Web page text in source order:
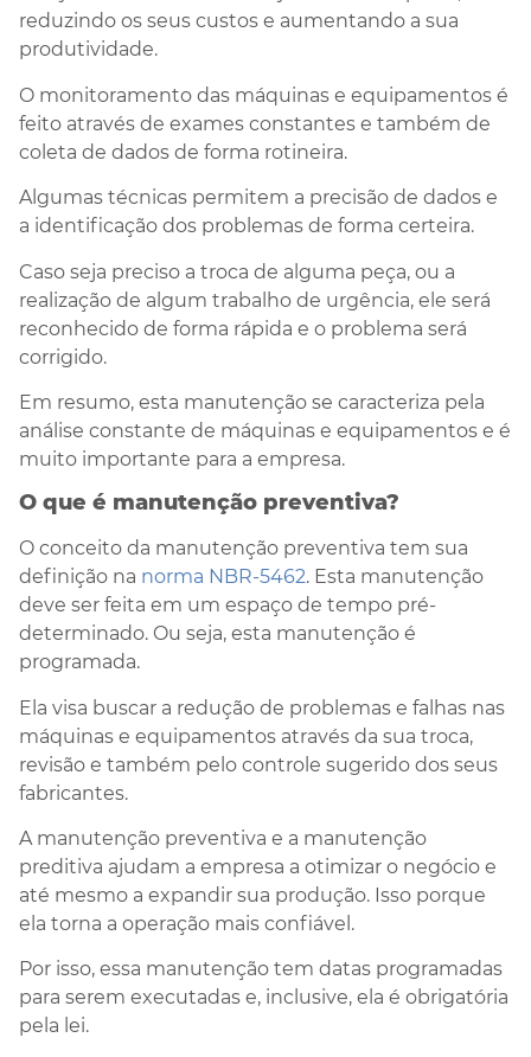
reduzindo os seus custos e aumentando a sua
produtividade.
O monitoramento das máquinas e equipamentos é
feito através de exames constantes e também de
coleta de dados de forma rotineira.
Algumas técnicas permitem a precisão de dados e
a identificação dos problemas de forma certeira.
Caso seja preciso a troca de alguma peça, ou a
realização de algum trabalho de urgência, ele será
reconhecido de forma rápida e o problema será
corrigido.
Em resumo, esta manutenção se caracteriza pela
análise constante de máquinas e equipamentos e é
muito importante para a empresa.
O que é manutenção preventiva?
O conceito da manutenção preventiva tem sua
definição na norma NBR-5462. Esta manutenção
deve ser feita em um espaço de tempo pré-
determinado. Ou seja, esta manutenção é
programada.
Ela visa buscar a redução de problemas e falhas nas
máquinas e equipamentos através da sua troca,
revisão e também pelo controle sugerido dos seus
fabricantes.
A manutenção preventiva e a manutenção
preditiva ajudam a empresa a otimizar o negócio e
até mesmo a expandir sua produção. Isso porque
ela torna a operação mais confiável.
Por isso, essa manutenção tem datas programadas
para serem executadas e, inclusive, ela é obrigatória
pela lei.